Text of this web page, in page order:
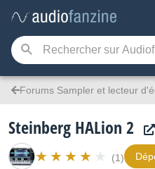
Forums Sampler et lecteur
Steinberg HALion 2
(1)